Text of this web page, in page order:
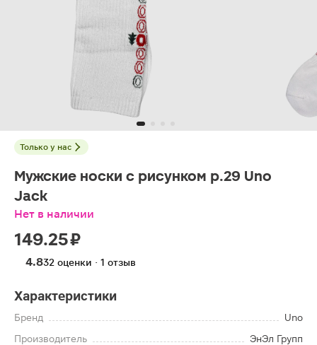
Только у нас
Мужские носки с рисунком р.29 Uno
Jack
Нет в наличии
149.25 ₽
4.832 оценки · 1 отзыв
Характеристики
Бренд
Uno
Производитель
ЭнЭл Групп